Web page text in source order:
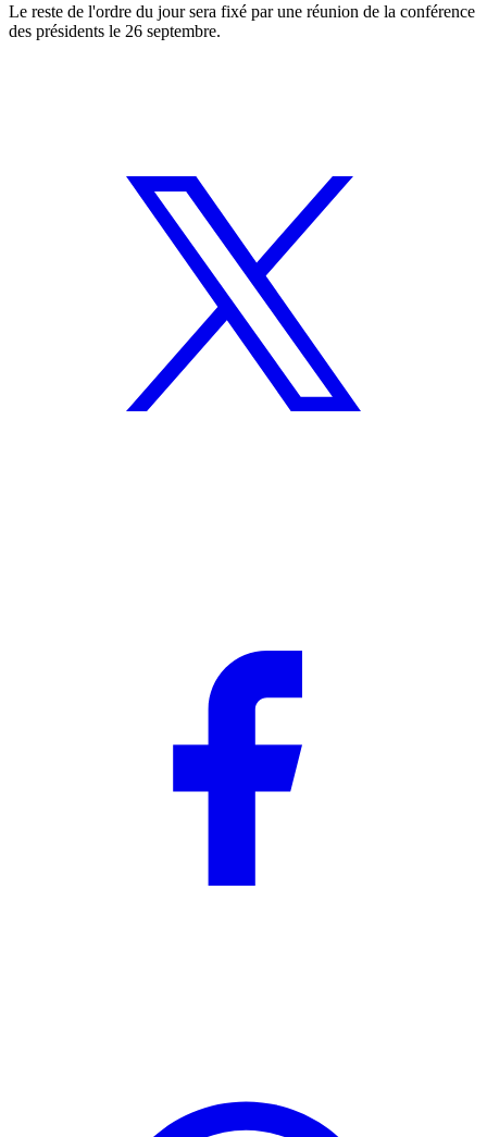
Le reste de l'ordre du jour sera fixé par une réunion de la conférence
des présidents le 26 septembre.